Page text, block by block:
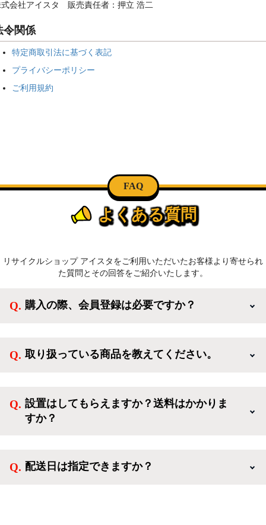
会社アイスタ 販売責任者：押立 浩二
令関係
特定商取引法に基づく表記
プライバシーポリシー
ご利用規約
FAQ
よくある質問
リサイクルショップ アイスタをご利用いただいたお客様より寄せられ
た質問とその回答をご紹介いたします。
購入の際、会員登録は必要ですか？
方、登録しなくてもカートに商品を入れた後、ログイ
取り扱っている商品を教えてください。
活を応援するような家電セットから、季節・空調家
電、調理家電、生活家電まで、幅広く中古家電を取り
設置はしてもらえますか？送料はかかりま
すか？
神奈川・千葉)において自社配送を選択いただくこと
配送日は指定できますか？